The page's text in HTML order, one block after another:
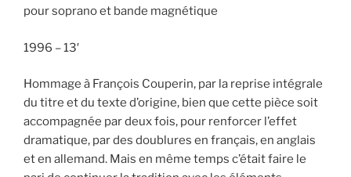
pour soprano et bande magnétique
1996 – 13′
Hommage à François Couperin, par la reprise intégrale
du titre et du texte d’origine, bien que cette pièce soit
accompagnée par deux fois, pour renforcer l’effet
dramatique, par des doublures en français, en anglais
et en allemand. Mais en même temps c’était faire le